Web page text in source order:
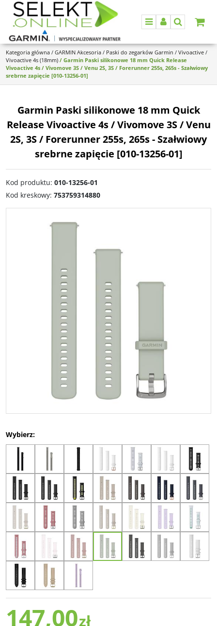
MenuPanelSzukaj
Kategoria główna / GARMIN Akcesoria / Paski do zegarków Garmin / Vivoactive /
Vivoactive 4s (18mm) / Garmin Paski silikonowe 18 mm Quick Release
Vivoactive 4s / Vivomove 3S / Venu 2S, 3S / Forerunner 255s, 265s - Szałwiowy
srebrne zapięcie [010-13256-01]
Garmin Paski silikonowe 18 mm Quick
Release Vivoactive 4s / Vivomove 3S / Venu
2S, 3S / Forerunner 255s, 265s - Szałwiowy
srebrne zapięcie [010-13256-01]
Kod produktu: 010-13256-01
Kod kreskowy: 753759314880
Wybierz:
147,00zł